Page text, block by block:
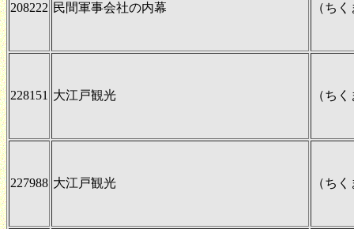
208222 民間軍事会社の内幕 （ち
228151 大江戸観光 （ち
227988 大江戸観光 （ち